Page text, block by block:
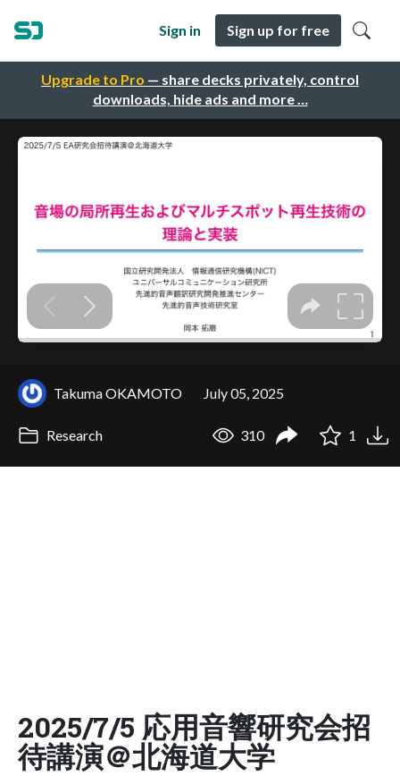
Upgrade to Pro — share decks privately, control
downloads, hide ads and more …
Sign in Sign up for free
Takuma OKAMOTO July 05, 2025
Research 310 1
2025/7/5 応用音響研究会招
待講演＠北海道大学